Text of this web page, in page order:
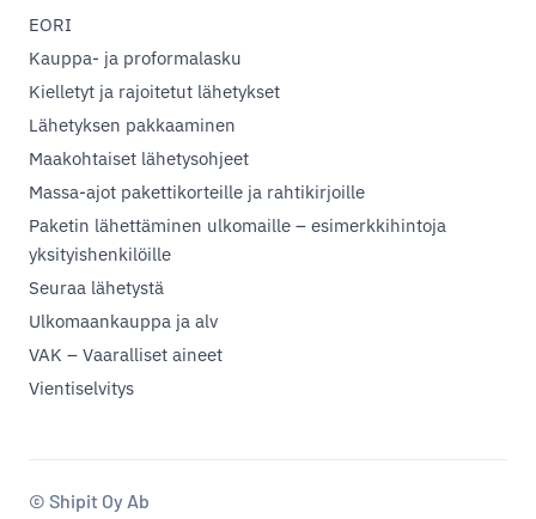
EORI
Kauppa- ja proformalasku
Kielletyt ja rajoitetut lähetykset
Lähetyksen pakkaaminen
Maakohtaiset lähetysohjeet
Massa-ajot pakettikorteille ja rahtikirjoille
Paketin lähettäminen ulkomaille – esimerkkihintoja
yksityishenkilöille
Seuraa lähetystä
Ulkomaankauppa ja alv
VAK – Vaaralliset aineet
Vientiselvitys
© Shipit Oy Ab